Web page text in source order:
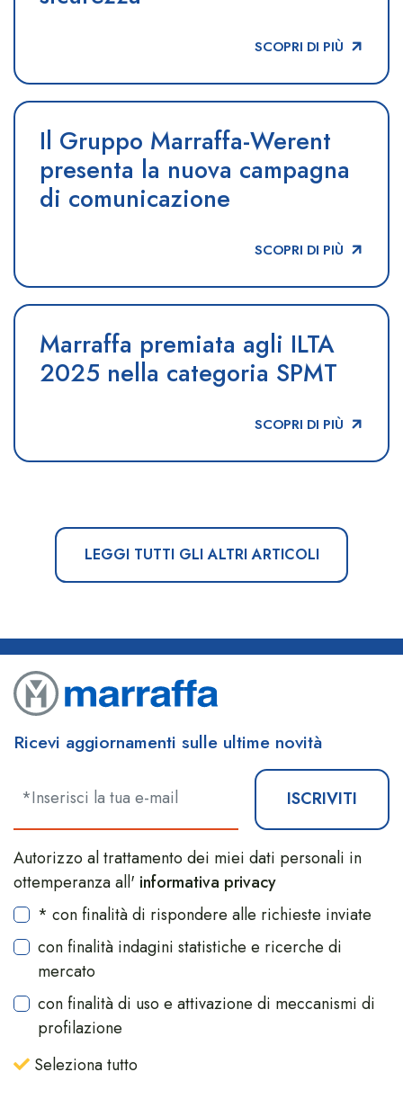
SCOPRI DI PIÙ
Il Gruppo Marraffa-Werent
presenta la nuova campagna
di comunicazione
SCOPRI DI PIÙ
Marraffa premiata agli ILTA
2025 nella categoria SPMT
SCOPRI DI PIÙ
LEGGI TUTTI GLI ALTRI ARTICOLI
Ricevi aggiornamenti sulle ultime novità
ISCRIVITI
Autorizzo al trattamento dei miei dati personali in
ottemperanza all' informativa privacy
* con finalità di rispondere alle richieste inviate
con finalità indagini statistiche e ricerche di
mercato
con finalità di uso e attivazione di meccanismi di
profilazione
Seleziona tutto